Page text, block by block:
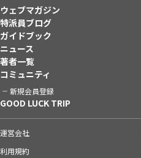
ウェブマガジン
特派員ブログ
ガイドブック
ニュース
著者一覧
コミュニティ
新規会員登録
GOOD LUCK TRIP
運営会社
利用規約